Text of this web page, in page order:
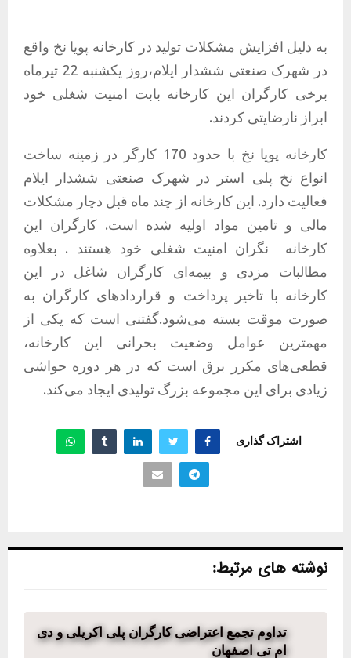
به دلیل افزایش مشکلات تولید در کارخانه پویا نخ واقع
در شهرک صنعتی ششدار ایلام،روز یکشنبه 22 تیرماه
برخی کارگران این کارخانه بابت امنیت شغلی خود
ابراز نارضایتی کردند.
کارخانه پویا نخ با حدود 170 کارگر در زمینه ساخت
انواع نخ پلی استر در شهرک صنعتی ششدار ایلام
فعالیت دارد. این کارخانه از چند ماه قبل دچار مشکلات
مالی و تامین مواد اولیه شده است. کارگران این
کارخانه
نگران امنیت شغلی خود هستند . بعلاوه
مطالبات مزدی و بیمه‌ای کارگران شاغل در این
کارخانه با تاخیر پرداخت و قراردادهای کارگران به
صورت موقت بسته می‌شود.گفتنی است که یکی از
مهمترین عوامل وضعیت بحرانی این کارخانه،
قطعی‌های مکرر برق است که در هر دوره حواشی
زیادی برای این مجموعه بزرگ تولیدی ایجاد می‌کند.
اشتراک گذاری
نوشته های مرتبط:
تداوم تجمع اعتراضی کارگران پلی اکریلی و دی
ام تی اصفهان